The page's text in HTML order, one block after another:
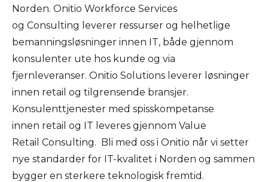
Norden. Onitio Workforce Services
og Consulting leverer ressurser og helhetlige
bemanningsløsninger innen IT, både gjennom
konsulenter ute hos kunde og via
fjernleveranser. Onitio Solutions leverer løsninger
innen retail og tilgrensende bransjer.
Konsulenttjenester med spisskompetanse
innen retail og IT leveres gjennom Value
Retail Consulting. Bli med oss i Onitio når vi setter
nye standarder for IT-kvalitet i Norden og sammen
bygger en sterkere teknologisk fremtid.